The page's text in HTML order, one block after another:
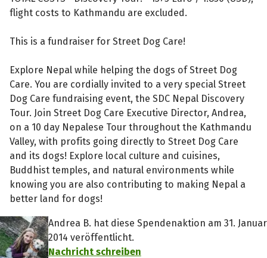
flight costs to Kathmandu are excluded.
This is a fundraiser for Street Dog Care!
Explore Nepal while helping the dogs of Street Dog
Care. You are cordially invited to a very special Street
Dog Care fundraising event, the SDC Nepal Discovery
Tour. Join Street Dog Care Executive Director, Andrea,
on a 10 day Nepalese Tour throughout the Kathmandu
Valley, with profits going directly to Street Dog Care
and its dogs! Explore local culture and cuisines,
Buddhist temples, and natural environments while
knowing you are also contributing to making Nepal a
better land for dogs!
Andrea B. hat diese Spendenaktion am 31. Januar
2014 veröffentlicht.
Nachricht schreiben